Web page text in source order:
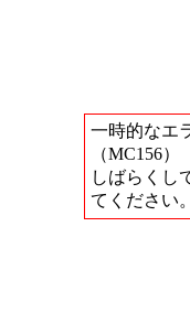
一時的なエ
（MC156）
しばらくし
てください。